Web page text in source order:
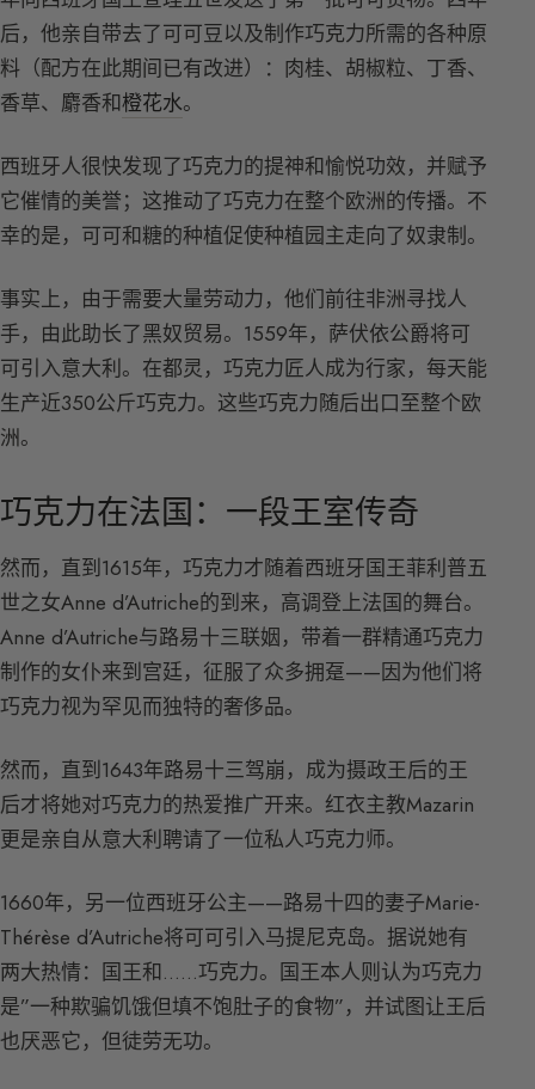
后，他亲自带去了可可豆以及制作巧克力所需的各种原
料（配方在此期间已有改进）：肉桂、胡椒粒、丁香、
香草、麝香和橙花水。
西班牙人很快发现了巧克力的提神和愉悦功效，并赋予
它催情的美誉；这推动了巧克力在整个欧洲的传播。不
幸的是，可可和糖的种植促使种植园主走向了奴隶制。
事实上，由于需要大量劳动力，他们前往非洲寻找人
手，由此助长了黑奴贸易。1559年，萨伏依公爵将可
可引入意大利。在都灵，巧克力匠人成为行家，每天能
生产近350公斤巧克力。这些巧克力随后出口至整个欧
洲。
巧克力在法国：一段王室传奇
然而，直到1615年，巧克力才随着西班牙国王菲利普五
世之女Anne d’Autriche的到来，高调登上法国的舞台。
Anne d’Autriche与路易十三联姻，带着一群精通巧克力
制作的女仆来到宫廷，征服了众多拥趸——因为他们将
巧克力视为罕见而独特的奢侈品。
然而，直到1643年路易十三驾崩，成为摄政王后的王
后才将她对巧克力的热爱推广开来。红衣主教Mazarin
更是亲自从意大利聘请了一位私人巧克力师。
1660年，另一位西班牙公主——路易十四的妻子Marie-
Thérèse d’Autriche将可可引入马提尼克岛。据说她有
两大热情：国王和……巧克力。国王本人则认为巧克力
是”一种欺骗饥饿但填不饱肚子的食物”，并试图让王后
也厌恶它，但徒劳无功。